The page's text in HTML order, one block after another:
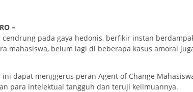
–
pada gaya hedonis, berfikir instan
mahasiswa, belum lagi di beberapa kasus amoral
dapat menggerus peran Agent of Change
para intelektual tangguh dan teruji keilmuannya.